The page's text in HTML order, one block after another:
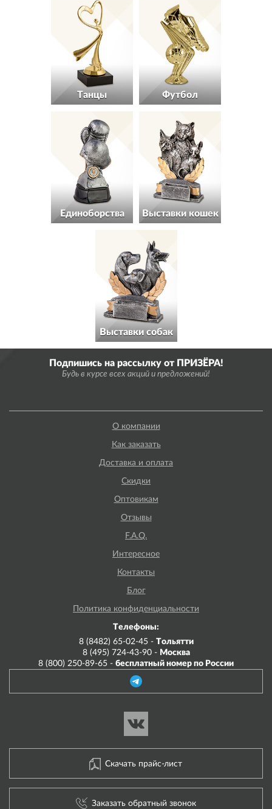
Танцы Футбол
Единоборства Выставки кошек
Выставки собак
Подпишись на рассылку от ПРИЗЁРА!
Будь в курсе всех акций и предложений!
О компании
Как заказать
Доставка и оплата
Скидки
Оптовикам
Отзывы
F.A.Q.
Интересное
Контакты
Блог
Политика конфиденциальности
Телефоны:
8 (8482) 65-02-45 - Тольятти
8 (495) 724-43-90 - Москва
8 (800) 250-89-65 - бесплатный номер по России
Скачать прайс-лист
Заказать обратный звонок